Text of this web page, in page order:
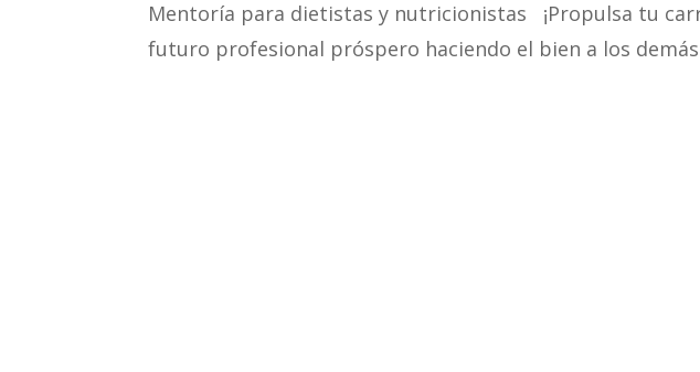
Mentoría para dietistas y nutricionistas ¡Propulsa tu
futuro profesional próspero haciendo el bien a los